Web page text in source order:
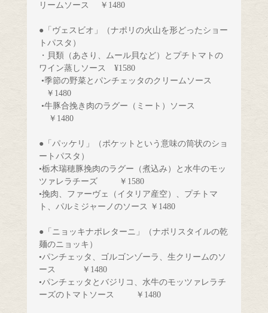
リームソース　 ￥1480
●「ヴェスビオ」（ナポリの火山を形どったショー
トパスタ）
・貝類（あさり、ムール貝など）とプチトマトの
ワイン蒸しソース　¥1580
•季節の野菜とパンチェッタのクリームソース
￥1480
•牛豚合挽き肉のラグー（ミート）ソース
￥1480
●「パッケリ」（ポケットという意味の筒状のショ
ートパスタ）
•栃木瑞穂豚挽肉のラグー（煮込み）と水牛のモッ
ツァレラチーズ         ￥1580
•挽肉、ファーヴェ（イタリア産空）、 プチトマ
ト、パルミジャーノのソース ￥1480
●「ニョッキナポレターニ」（ナポリスタイルの乾
麺のニョッキ）
•パンチェッタ、ゴルゴンゾーラ、生クリームのソ
ース           ￥1480
•パンチェッタとバジリコ、水牛のモッツァレラチ
ーズのトマトソース
￥1480